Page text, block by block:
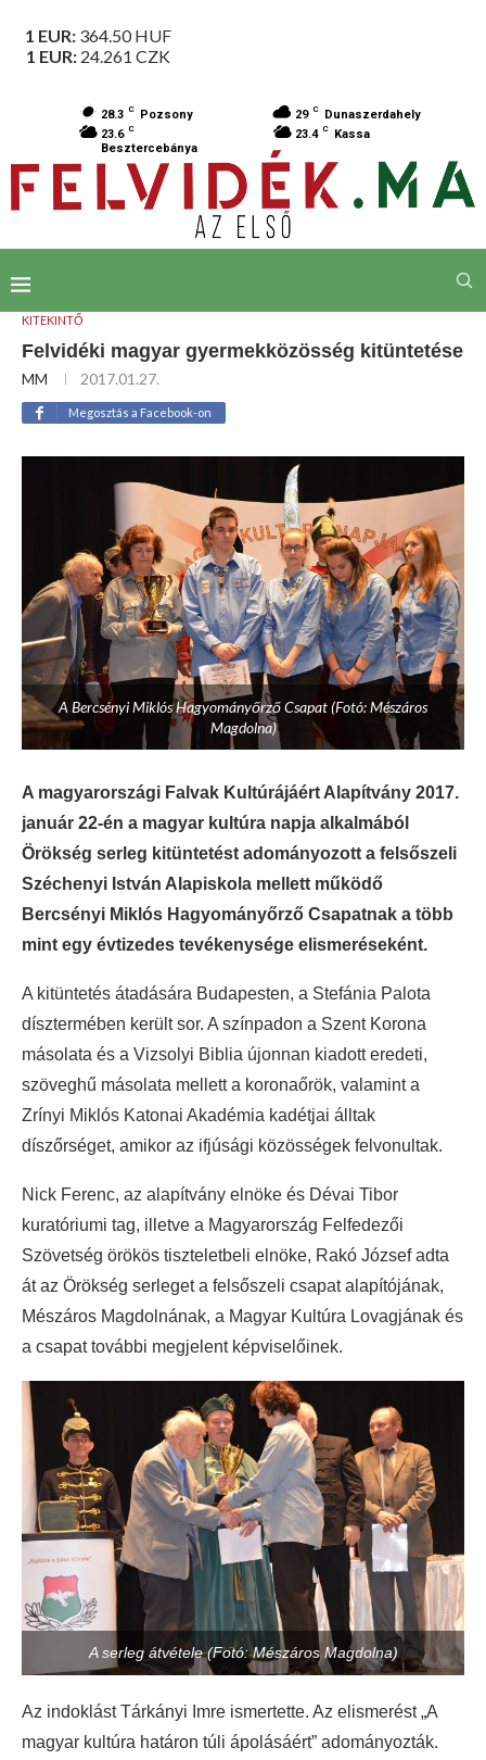
1 EUR: 364.50HUF
1 EUR: 24.261 CZK
28.3 C Pozsony 29 C
Dunaszerdahely
23.6 C
Besztercebánya
23.4 C Kassa
KITEKINTŐ
Felvidéki magyar gyermekközösség kitüntetése
MM 2017.01.27.
Megosztás a Facebook-on
A Bercsényi Miklós Hagyományőrző Csapat (Fotó: Mészáros
Magdolna)
A magyarországi Falvak Kultúrájáért Alapítvány 2017.
január 22-én a magyar kultúra napja alkalmából
Örökség serleg kitüntetést adományozott a felsőszeli
Széchenyi István Alapiskola mellett működő
Bercsényi Miklós Hagyományőrző Csapatnak a több
mint egy évtizedes tevékenysége elismeréseként.
A kitüntetés átadására Budapesten, a Stefánia Palota
dísztermében került sor. A színpadon a Szent Korona
másolata és a Vizsolyi Biblia újonnan kiadott eredeti,
szöveghű másolata mellett a koronaőrök, valamint a
Zrínyi Miklós Katonai Akadémia kadétjai álltak
díszőrséget, amikor az ifjúsági közösségek felvonultak.
Nick Ferenc, az alapítvány elnöke és Dévai Tibor
kuratóriumi tag, illetve a Magyarország Felfedezői
Szövetség örökös tiszteletbeli elnöke, Rakó József adta
át az Örökség serleget a felsőszeli csapat alapítójának,
Mészáros Magdolnának, a Magyar Kultúra Lovagjának és
a csapat további megjelent képviselőinek.
A serleg átvétele (Fotó: Mészáros Magdolna)
Az indoklást Tárkányi Imre ismertette. Az elismerést „A
magyar kultúra határon túli ápolásáért” adományozták.